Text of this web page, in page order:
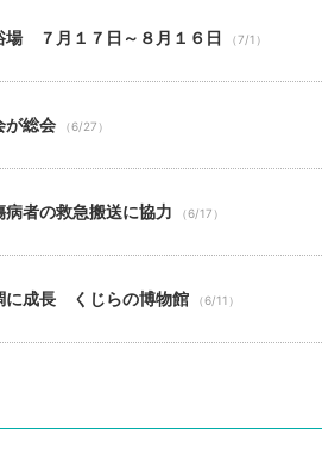
７月１７日～８月１６日 （7/1）
総会 （6/27）
者の救急搬送に協力 （6/17）
に成長 くじらの博物館 （6/11）